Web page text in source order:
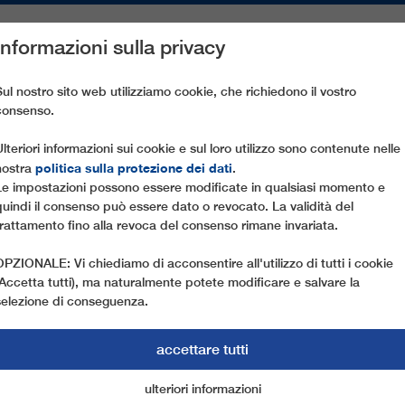
DI RICAMBIO ASSISTENZA CLIENTI
GENERAZIONE
26.01.2018
A KITZBÜHEL
GENERAZIONE
La consolidata collaborazione tra Bergbahn AG
vincente anche quest’anno: con l’apertura della
famosa località tirolese di sport invernali, sede
mondo, si affidano a una tecnologia di
sulla privacy
nostro sito web utilizziamo cookie, che richiedono il vostro
informazioni sui cookie e sul loro utilizzo sono contenute nelle
politica sulla protezione dei dati.
impostazioni possono essere modificate in qualsiasi momento e
il consenso può essere dato o revocato. La validità del
fino alla revoca del consenso rimane invariata.
Vi chiediamo di acconsentire all'utilizzo di tutti i cookie
tutti), ma naturalmente potete modificare e salvare la
di conseguenza.
accettare tutti
cookie di marketing
ulteriori informazioni